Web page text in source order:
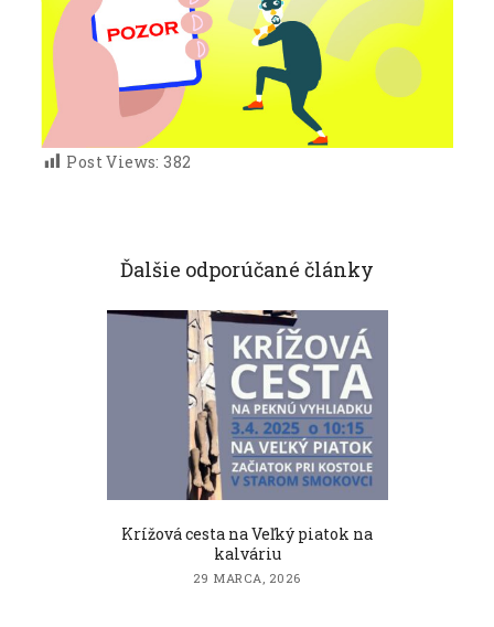
Post Views: 382
Ďalšie odporúčané články
Krížová cesta na Veľký piatok na
kalváriu
29 MARCA, 2026